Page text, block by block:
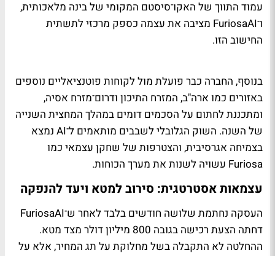
עמוד התווך של האקו־סיסטם המקומי של בינה מלאכותית,
ו־FuriosaAI מציבה את עצמה כספק מרכזי לתשתית
החישוב הזו.
בנוסף, החברה כבר פועלת מול לקוחות פוטנציאליים נוספים
באזורים כמו ארה"ב, המזרח התיכון ודרום־מזרח אסיה,
ומתכננת לחתום על הסכמים דומים במהלך המחצית השנייה
של השנה. השוק הגלובלי לשבבים מותאמים ל־AI נמצא
בצמיחה אגרסיבית, והצטרפות של שחקן עצמאי כמו
Furiosa עשויה לשנות את מערך הכוחות.
עצמאות אסטרטגית: סירוב למטא ויעד להנפקה
העסקה נחתמת שלושה חודשים בלבד לאחר ש־FuriosaAI
דחתה הצעת רכישה בגובה 800 מיליון דולר מצד מטא.
ההחלטה לא התקבלה בשל מחלוקת על תג המחיר, אלא על